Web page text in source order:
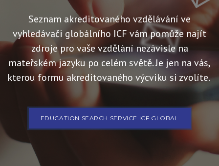
Seznam akreditovaného vzdělávání ve
vyhledávači globálního ICF vám pomůže najít
zdroje pro vaše vzdělání nezávisle na
mateřském jazyku po celém světě. Je jen na vás,
kterou formu akreditovaného výcviku si zvolíte.
EDUCATION SEARCH SERVICE ICF GLOBAL